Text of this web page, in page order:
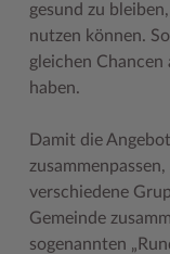
Ukrainehilfe
Woche der
Karrieretag
Was ist ein Kreis?
Zahlen, Daten,
gesund zu
nutzen können.
gleichen
haben.
Damit die
verschiedene
Gemeinde
sogenannten